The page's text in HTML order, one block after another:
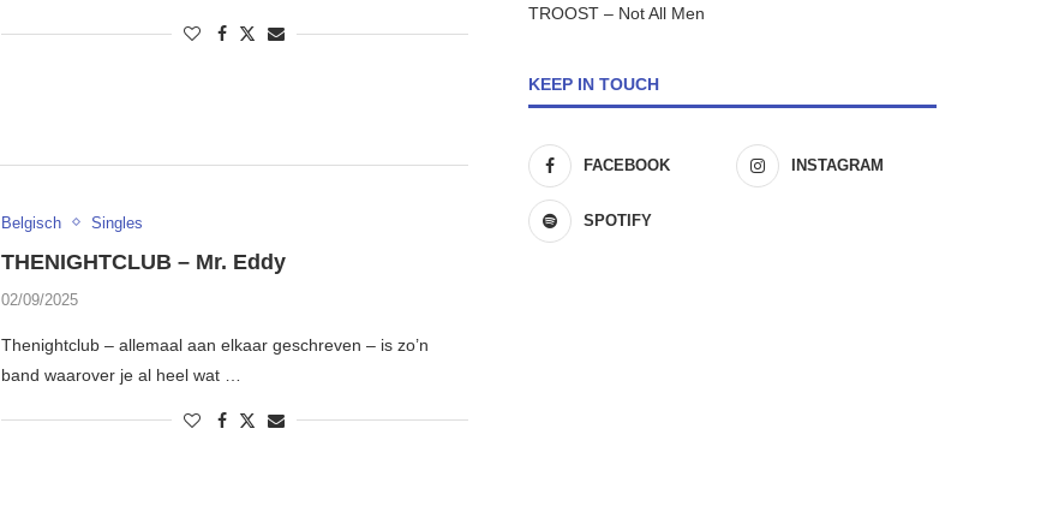
Belgisch Singles
THENIGHTCLUB – Mr. Eddy
02/09/2025
Thenightclub – allemaal aan elkaar geschreven – is zo’n
band waarover je al heel wat …
TROOST – Not All Men
KEEP IN TOUCH
FACEBOOK INSTAGRAM
SPOTIFY